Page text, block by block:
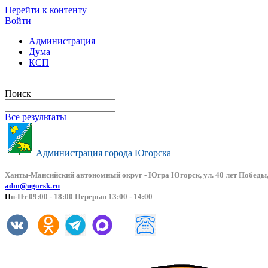
Перейти к контенту
Войти
Администрация
Дума
КСП
Поиск
Все результаты
Администрация города Югорска
Ханты-Мансийский автономный округ - Югра Югорск, ул. 40 лет
adm@ugorsk.ru
Пн-Пт 09:00 - 18:00 Перерыв 13:00 - 14:00